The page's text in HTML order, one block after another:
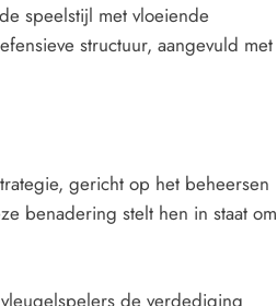
speelstijl met vloeiende
structuur, aangevuld met
gericht op het beheersen
benadering stelt hen in staat om
de verdediging